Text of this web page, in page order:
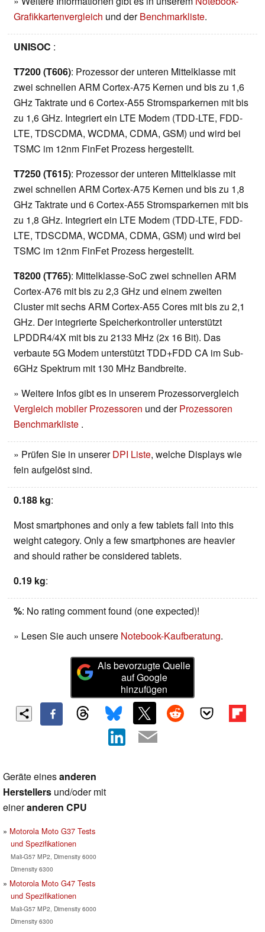
Grafikkartenvergleich und derBenchmarkliste.
UNISOC :
T7200 (T606): Prozessor der unteren Mittelklasse mit
zwei schnellen ARM Cortex-A75 Kernen und bis zu 1,6
GHz Taktrate und 6 Cortex-A55 Stromsparkernen mit bis
zu 1,6 GHz. Integriert ein LTE Modem (TDD-LTE, FDD-
LTE, TDSCDMA, WCDMA, CDMA, GSM) und wird bei
TSMC im 12nm FinFet Prozess hergestellt.
T7250 (T615): Prozessor der unteren Mittelklasse mit
zwei schnellen ARM Cortex-A75 Kernen und bis zu 1,8
GHz Taktrate und 6 Cortex-A55 Stromsparkernen mit bis
zu 1,8 GHz. Integriert ein LTE Modem (TDD-LTE, FDD-
LTE, TDSCDMA, WCDMA, CDMA, GSM) und wird bei
TSMC im 12nm FinFet Prozess hergestellt.
T8200 (T765): Mittelklasse-SoC zwei schnellen ARM
Cortex-A76 mit bis zu 2,3 GHz und einem zweiten
Cluster mit sechs ARM Cortex-A55 Cores mit bis zu 2,1
GHz. Der integrierte Speicherkontroller unterstützt
LPDDR4/4X mit bis zu 2133 MHz (2x 16 Bit). Das
verbaute 5G Modem unterstützt TDD+FDD CA im Sub-
6GHz Spektrum mit 130 MHz Bandbreite.
» Weitere Infos gibt es in unserem Prozessorvergleich
Vergleich mobiler Prozessoren und derProzessoren
Benchmarkliste .
» Prüfen Sie in unsererDPI Liste, welche Displays wie
fein aufgelöst sind.
0.188 kg:
Most smartphones and only a few tablets fall into this
weight category. Only a few smartphones are heavier
and should rather be considered tablets.
0.19 kg:
%: No rating comment found (one expected)!
» Lesen Sie auch unsere Notebook-Kaufberatung.
Als bevorzugte Quelle
auf Google
hinzufügen
Geräte einesanderen
Herstellers und/oder mit
eineranderen CPU
Motorola Moto G37 Tests
und Spezifikationen
Mali-G57 MP2, Dimensity 6000
Dimensity 6300
Motorola Moto G47 Tests
und Spezifikationen
Mali-G57 MP2, Dimensity 6000
Dimensity 6300